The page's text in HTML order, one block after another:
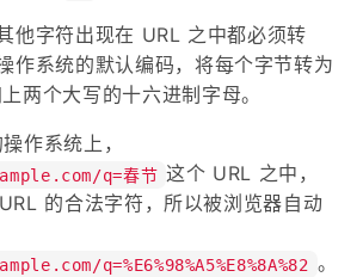
他字符出现在 URL 之中都必须转
作系统的默认编码，将每个字节转为
两个大写的十六进制字母。
作系统上，
q=春节 这个 URL 之中，
的合法字符，所以被浏览器自动
q=%E6%98%A5%E8%8A%82 。